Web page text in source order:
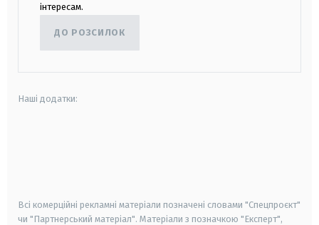
інтересам.
ДО РОЗСИЛОК
Наші додатки:
Всі комерційні рекламні матеріали позначені словами "Спецпроєкт"
чи "Партнерський матеріал". Матеріали з позначкою "Експерт",